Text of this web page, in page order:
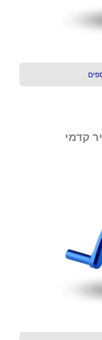
קדמי